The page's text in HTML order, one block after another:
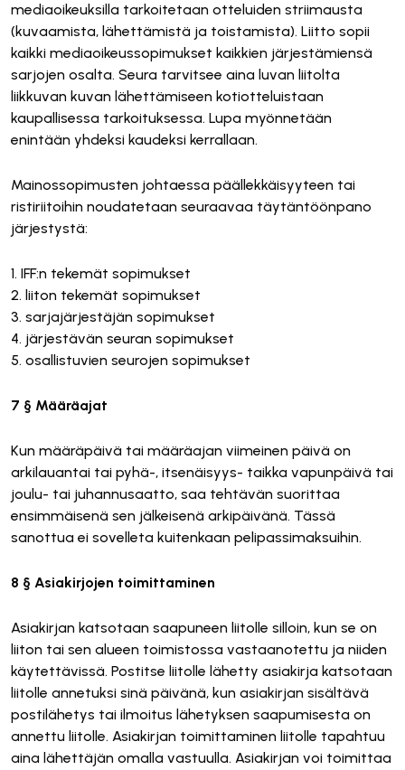
mediaoikeuksilla tarkoitetaan otteluiden striimausta
(kuvaamista, lähettämistä ja toistamista). Liitto sopii
kaikki mediaoikeussopimukset kaikkien järjestämiensä
sarjojen osalta. Seura tarvitsee aina luvan liitolta
liikkuvan kuvan lähettämiseen kotiotteluistaan
kaupallisessa tarkoituksessa. Lupa myönnetään
enintään yhdeksi kaudeksi kerrallaan.
Mainossopimusten johtaessa päällekkäisyyteen tai
ristiriitoihin noudatetaan seuraavaa täytäntöönpano
järjestystä:
1. IFF:n tekemät sopimukset
2. liiton tekemät sopimukset
3. sarjajärjestäjän sopimukset
4. järjestävän seuran sopimukset
5. osallistuvien seurojen sopimukset
7 § Määräajat
Kun määräpäivä tai määräajan viimeinen päivä on
arkilauantai tai pyhä-, itsenäisyys- taikka vapunpäivä tai
joulu- tai juhannusaatto, saa tehtävän suorittaa
ensimmäisenä sen jälkeisenä arkipäivänä. Tässä
sanottua ei sovelleta kuitenkaan pelipassimaksuihin.
8 § Asiakirjojen toimittaminen
Asiakirjan katsotaan saapuneen liitolle silloin, kun se on
liiton tai sen alueen toimistossa vastaanotettu ja niiden
käytettävissä. Postitse liitolle lähetty asiakirja katsotaan
liitolle annetuksi sinä päivänä, kun asiakirjan sisältävä
postilähetys tai ilmoitus lähetyksen saapumisesta on
annettu liitolle. Asiakirjan toimittaminen liitolle tapahtuu
aina lähettäjän omalla vastuulla. Asiakirjan voi toimittaa